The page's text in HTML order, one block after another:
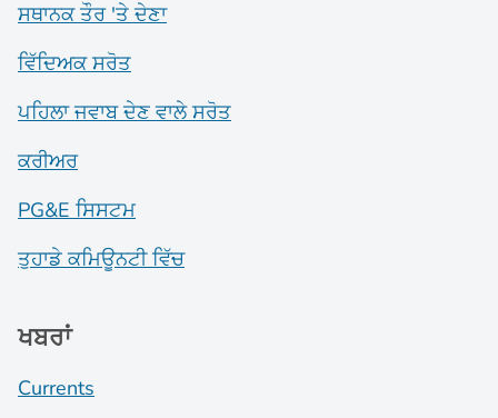
ਸਥਾਨਕ ਤੌਰ 'ਤੇ ਦੇਣਾ
ਵਿੱਦਿਅਕ ਸਰੋਤ
ਪਹਿਲਾ ਜਵਾਬ ਦੇਣ ਵਾਲੇ ਸਰੋਤ
ਕਰੀਅਰ
PG&E ਸਿਸਟਮ
ਤੁਹਾਡੇ ਕਮਿਊਨਟੀ ਵਿੱਚ
ਖਬਰਾਂ
Currents